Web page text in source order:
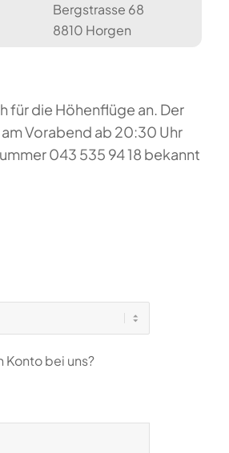
Bergstrasse 68
8810 Horgen
für die Höhenflüge an. Der
Vorabend ab 20:30 Uhr
043 535 94 18 bekannt
Konto bei uns?